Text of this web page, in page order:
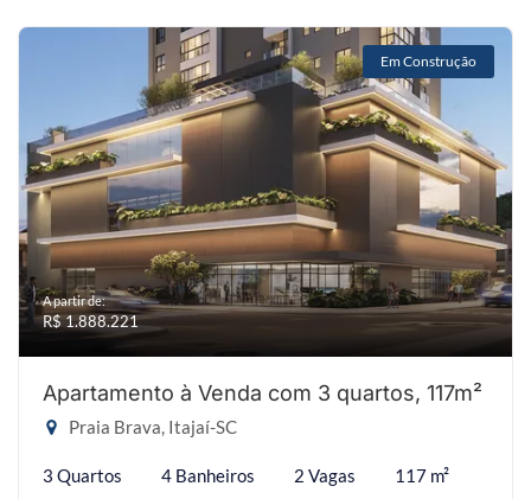
Em Construção
A partir de:
R$ 1.888.221
Apartamento à Venda com 3 quartos, 117m²
Praia Brava, Itajaí-SC
3 Quartos 4 Banheiros 2 Vagas 117 m²